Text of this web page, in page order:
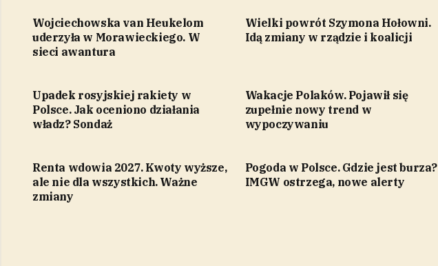
Wojciechowska van Heukelom
uderzyła w Morawieckiego. W
sieci awantura
Wielki powrót Szymona Hołowni.
Idą zmiany w rządzie i koalicji
Upadek rosyjskiej rakiety w
Polsce. Jak oceniono działania
władz? Sondaż
Wakacje Polaków. Pojawił się
zupełnie nowy trend w
wypoczywaniu
Renta wdowia 2027. Kwoty wyższe,
ale nie dla wszystkich. Ważne
zmiany
Pogoda w Polsce. Gdzie jest burza?
IMGW ostrzega, nowe alerty